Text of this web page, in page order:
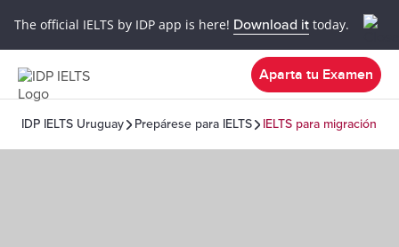
The official IELTS by IDP app is here! Download it today.
Aparta tu Examen
IDP IELTS Uruguay Prepárese para IELTS IELTS para migración